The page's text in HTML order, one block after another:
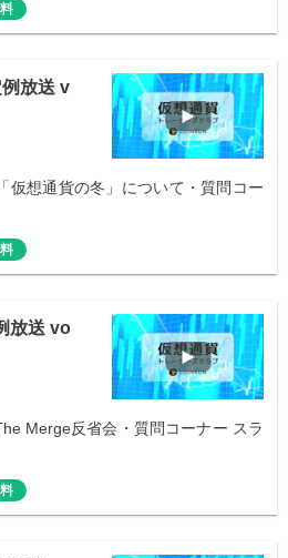
放送 v
仮想通貨の冬」について・質問コー
放送 vo
Merge反省会・質問コーナー スラ